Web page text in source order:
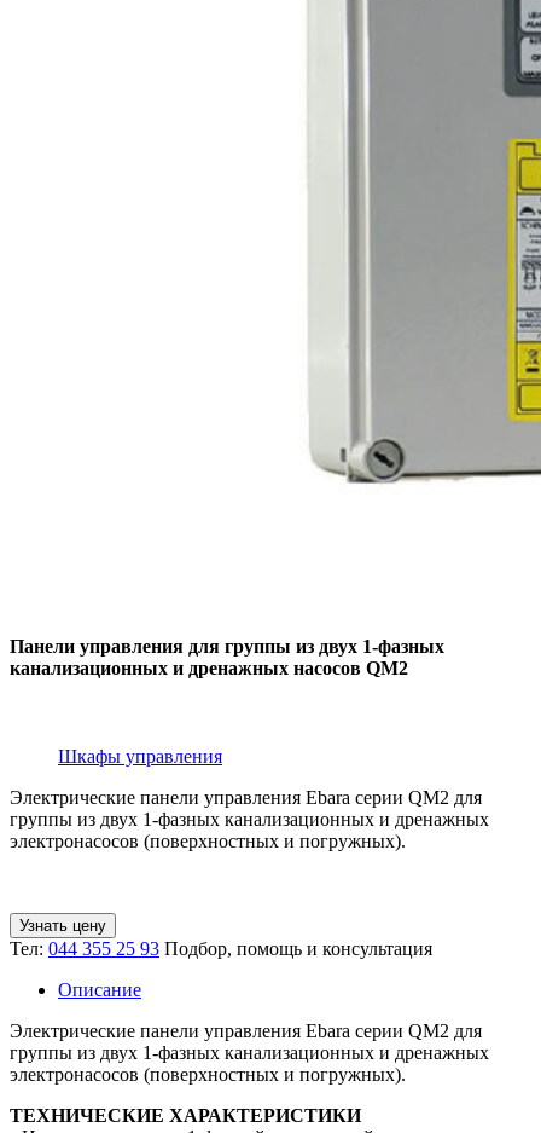
Панели управления для группы из двух 1-фазных
канализационных и дренажных насосов QM2
Шкафы управления
Электрические панели управления Ebara серии QM2 для
группы из двух 1-фазных канализационных и дренажных
электронасосов (поверхностных и погружных).
Узнать цену
Тел: 044 355 25 93 Подбор, помощь и консультация
Описание
Электрические панели управления Ebara серии QM2 для
группы из двух 1-фазных канализационных и дренажных
электронасосов (поверхностных и погружных).
ТЕХНИЧЕСКИЕ ХАРАКТЕРИСТИКИ